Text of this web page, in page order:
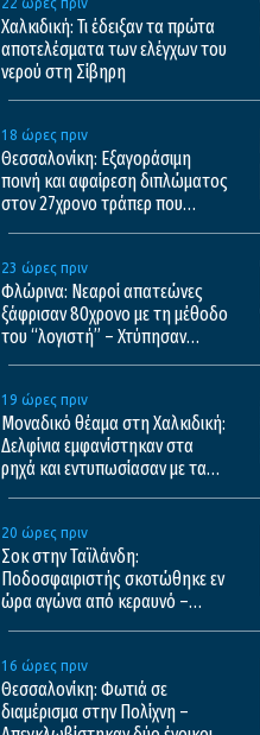
σε περιορισμένο κύκλο”
Χαλκιδική: Τι έδειξαν τα πρώτα
αποτελέσματα των ελέγχων του
νερού στη Σίβηρη
18 ώρες πριν
Θεσσαλονίκη: Εξαγοράσιμη
ποινή και αφαίρεση διπλώματος
στον 27χρονο τράπερ που
23 ώρες πριν
Φλώρινα: Νεαροί απατεώνες
ξάφρισαν 80χρονο με τη μέθοδο
του “λογιστή” – Χτύπησαν
19 ώρες πριν
Μοναδικό θέαμα στη Χαλκιδική:
Δελφίνια εμφανίστηκαν στα
ρηχά και εντυπωσίασαν με τα
20 ώρες πριν
Σοκ στην Ταϊλάνδη:
Ποδοσφαιριστής σκοτώθηκε εν
ώρα αγώνα από κεραυνό –
16 ώρες πριν
Θεσσαλονίκη: Φωτιά σε
διαμέρισμα στην Πολίχνη –